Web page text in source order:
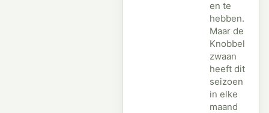
en te
hebben.
Maar de
Knobbel
zwaan
heeft dit
seizoen
in elke
maand